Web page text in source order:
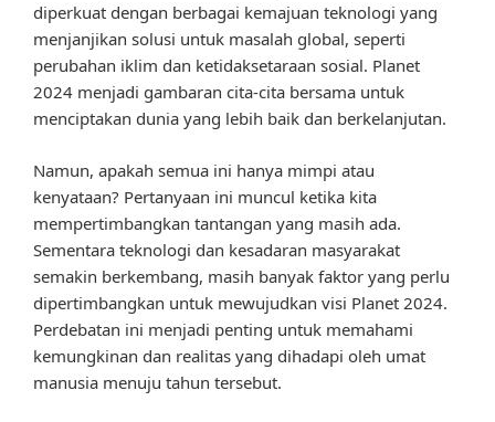
diperkuat dengan berbagai kemajuan teknologi yang
menjanjikan solusi untuk masalah global, seperti
perubahan iklim dan ketidaksetaraan sosial. Planet
2024 menjadi gambaran cita-cita bersama untuk
menciptakan dunia yang lebih baik dan berkelanjutan.
Namun, apakah semua ini hanya mimpi atau
kenyataan? Pertanyaan ini muncul ketika kita
mempertimbangkan tantangan yang masih ada.
Sementara teknologi dan kesadaran masyarakat
semakin berkembang, masih banyak faktor yang perlu
dipertimbangkan untuk mewujudkan visi Planet 2024.
Perdebatan ini menjadi penting untuk memahami
kemungkinan dan realitas yang dihadapi oleh umat
manusia menuju tahun tersebut.